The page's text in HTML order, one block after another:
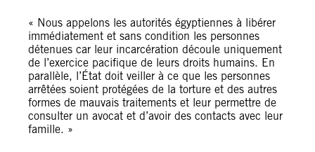
« Nous appelons les autorités égyptiennes à libérer
immédiatement et sans condition les personnes
détenues car leur incarcération découle uniquement
de l’exercice pacifique de leurs droits humains. En
parallèle, l’État doit veiller à ce que les personnes
arrêtées soient protégées de la torture et des autres
formes de mauvais traitements et leur permettre de
consulter un avocat et d’avoir des contacts avec leur
famille. »